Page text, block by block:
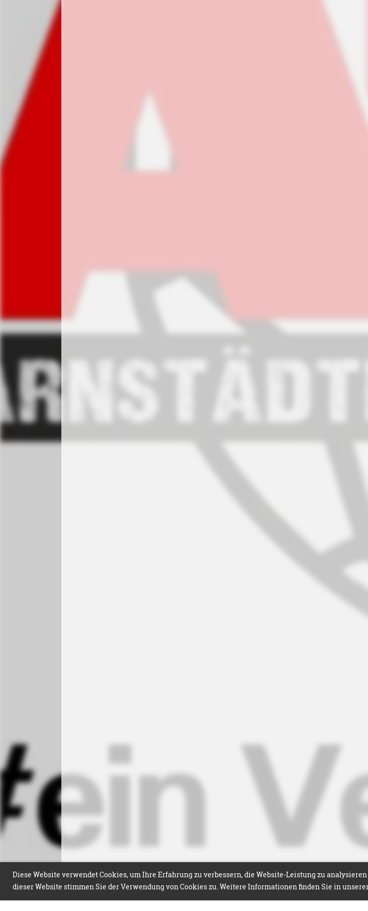
Diese Website verwendet Cookies, um Ihre Erfahrung zu verbessern, die Website-Leistung zu
dieser Website stimmen Sie der Verwendung von Cookies zu. Weitere Informationen finden Sie in